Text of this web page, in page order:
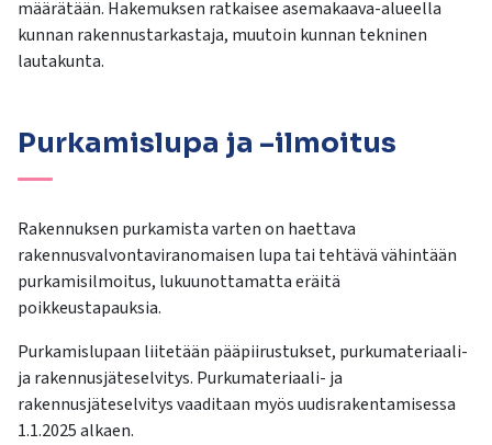
määrätään. Hakemuksen ratkaisee asemakaava-alueella
kunnan rakennustarkastaja, muutoin kunnan tekninen
lautakunta.
Purkamislupa ja –ilmoitus
Rakennuksen purkamista varten on haettava
rakennusvalvontaviranomaisen lupa tai tehtävä vähintään
purkamisilmoitus, lukuunottamatta eräitä
poikkeustapauksia.
Purkamislupaan liitetään pääpiirustukset, purkumateriaali-
ja rakennusjäteselvitys. Purkumateriaali- ja
rakennusjäteselvitys vaaditaan myös uudisrakentamisessa
1.1.2025 alkaen.